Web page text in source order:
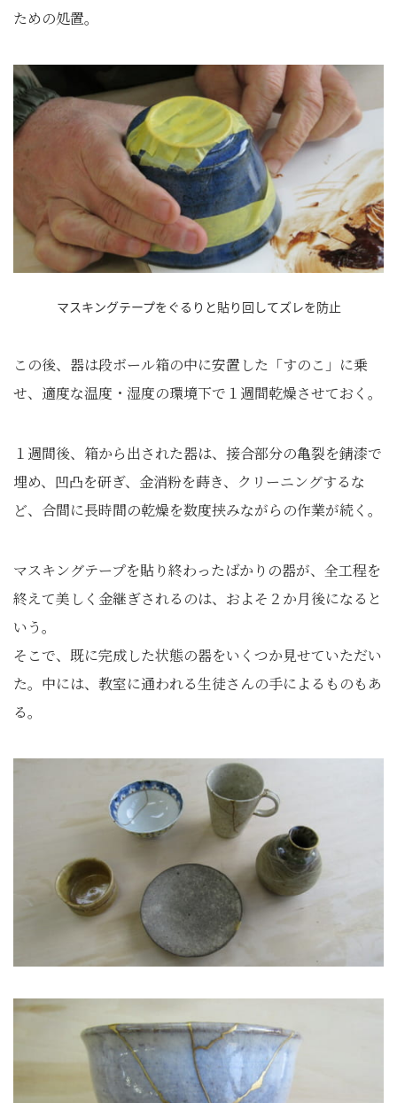
ための処置。
マスキングテープをぐるりと貼り回してズレを防止
この後、器は段ボール箱の中に安置した「すのこ」に乗
せ、適度な温度・湿度の環境下で１週間乾燥させておく。
１週間後、箱から出された器は、接合部分の亀裂を錆漆で
埋め、凹凸を研ぎ、金消粉を蒔き、クリーニングするな
ど、合間に長時間の乾燥を数度挟みながらの作業が続く。
マスキングテープを貼り終わったばかりの器が、全工程を
終えて美しく金継ぎされるのは、およそ２か月後になると
いう。
そこで、既に完成した状態の器をいくつか見せていただい
た。中には、教室に通われる生徒さんの手によるものもあ
る。